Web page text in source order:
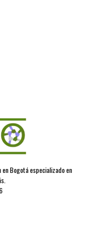
Bogotá especializado en